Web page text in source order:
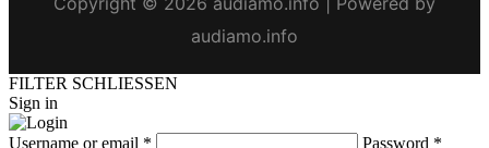
audiamo.info
FILTER SCHLIESSEN
Sign in
Username or email * Password *